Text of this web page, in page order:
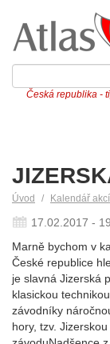
Česká republika -
Úvod Kalendář akcí
17.02.2017 -
Marně bychom v
České republice
je slavná Jizerská
klasickou
závodníky
hory, tzv.